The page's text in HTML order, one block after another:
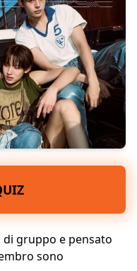
gruppo e pensato
sono